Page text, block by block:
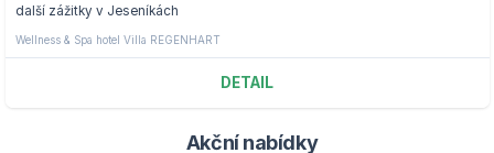
další zážitky v Jeseníkách
Wellness & Spa hotel Villa REGENHART
DETAIL
Akční nabídky